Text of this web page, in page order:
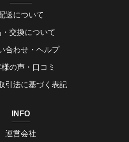
送について
交換について
合わせ・ヘルプ
の声・口コミ
引法に基づく表記
INFO
運営会社